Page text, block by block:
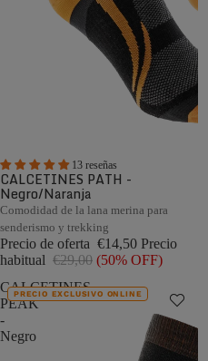
13 reseñas
CALCETINES PATH -
Negro/Naranja
Comodidad de la lana merina para
senderismo y trekking
Precio de oferta €14,50 Precio
habitual €29,00 (50% OFF)
CALCETINES
PEAK
-
Negro
PRECIO EXCLUSIVO ONLINE